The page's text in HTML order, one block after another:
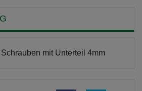
mit Unterteil 4mm